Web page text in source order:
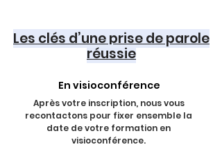
Les clés d’une prise de parole
réussie
En visioconférence
Après votre inscription, nous vous
recontactons pour fixer ensemble la
date de votre formation en
visioconférence.